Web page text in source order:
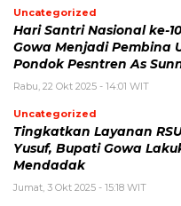
Uncategorized
Hari Santri Nasional ke-
Gowa Menjadi Pembina
Pondok Pesntren As
Rabu, 22 Okt 2025 - 14:01 WIT
Uncategorized
Tingkatkan Layanan
Yusuf, Bupati Gowa
Mendadak
Jumat, 3 Okt 2025 - 15:18 WIT